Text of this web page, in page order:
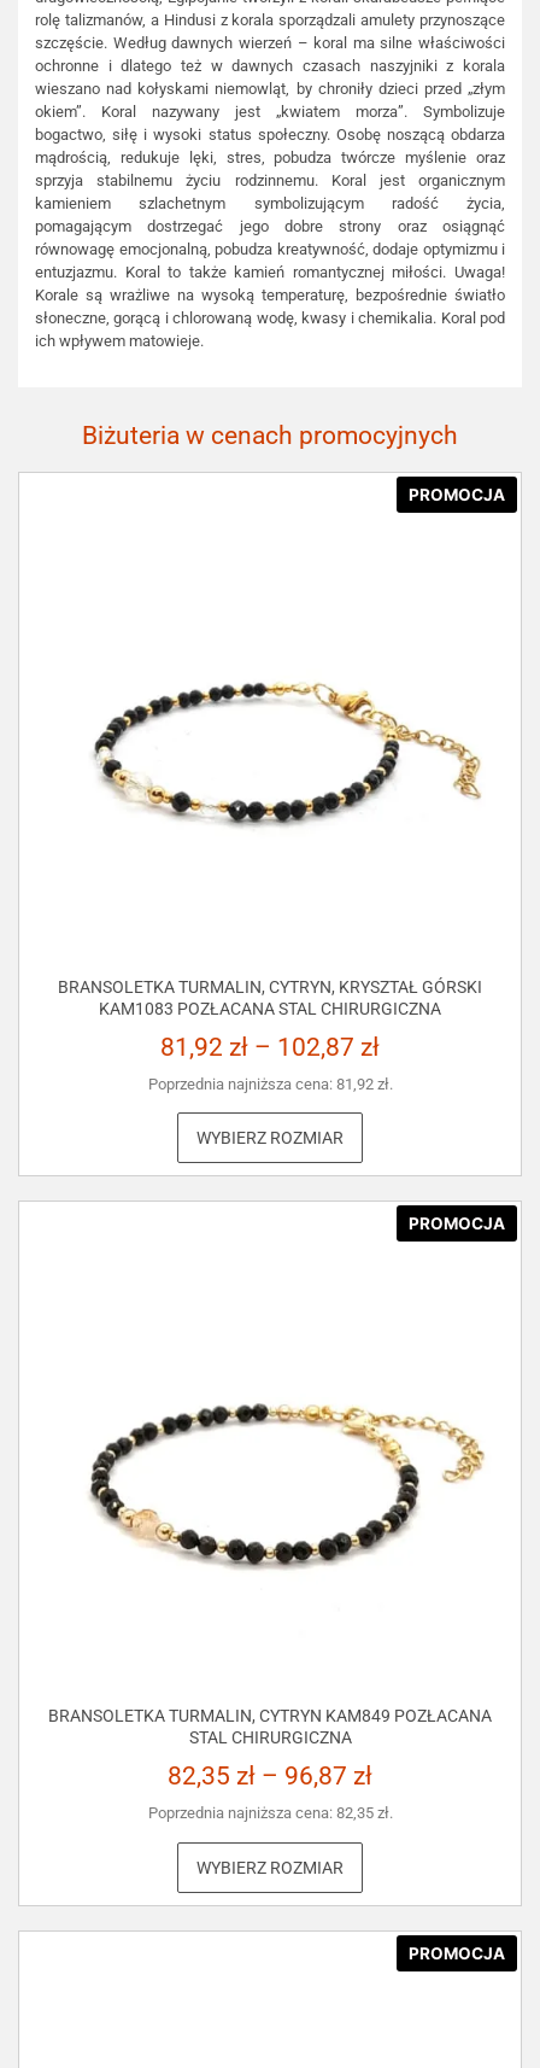
rolę talizmanów, a Hindusi z korala sporządzali amulety przynoszące
szczęście. Według dawnych wierzeń – koral ma silne właściwości
ochronne i dlatego też w dawnych czasach naszyjniki z korala
wieszano nad kołyskami niemowląt, by chroniły dzieci przed „złym
okiem”. Koral nazywany jest „kwiatem morza”. Symbolizuje
bogactwo, siłę i wysoki status społeczny. Osobę noszącą obdarza
mądrością, redukuje lęki, stres, pobudza twórcze myślenie oraz
sprzyja stabilnemu życiu rodzinnemu. Koral jest organicznym
kamieniem szlachetnym symbolizującym radość życia,
pomagającym dostrzegać jego dobre strony oraz osiągnąć
równowagę emocjonalną, pobudza kreatywność, dodaje optymizmu i
entuzjazmu. Koral to także kamień romantycznej miłości. Uwaga!
Korale są wrażliwe na wysoką temperaturę, bezpośrednie światło
słoneczne, gorącą i chlorowaną wodę, kwasy i chemikalia. Koral pod
ich wpływem matowieje.
Biżuteria w cenach promocyjnych
PROMOCJA
BRANSOLETKA TURMALIN, CYTRYN, KRYSZTAŁ GÓRSKI
KAM1083 POZŁACANA STAL CHIRURGICZNA
81,92 zł – 102,87 zł
Poprzednia najniższa cena: 81,92 zł.
WYBIERZ ROZMIAR
PROMOCJA
BRANSOLETKA TURMALIN, CYTRYN KAM849 POZŁACANA
STAL CHIRURGICZNA
82,35 zł – 96,87 zł
Poprzednia najniższa cena: 82,35 zł.
WYBIERZ ROZMIAR
PROMOCJA